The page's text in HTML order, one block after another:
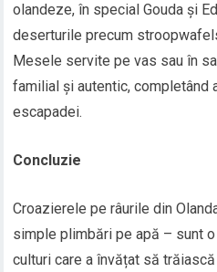
olandeze, în special Gouda și
deserturile precum
Mesele servite pe vas sau în
familial și autentic, completând
escapadei.
Concluzie
Croazierele pe râurile din
simple plimbări pe apă – sunt
culturi care a învățat să